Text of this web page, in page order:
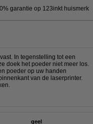
garantie op 123inkt huismerk
In tegenstelling tot een
doek het poeder niet meer los.
poeder op uw handen
van de laserprinter.
geel